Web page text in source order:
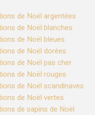
de Noël argentées
de Noël blanches
de Noël bleues
de Noël dorées
de Noël pas cher
de Noël rouges
de Noël scandinaves
de Noël vertes
de sapins de Noël